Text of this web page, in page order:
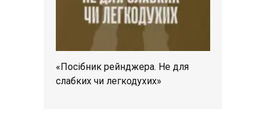
«Посібник рейнджера. Не для
слабких чи легкодухих»